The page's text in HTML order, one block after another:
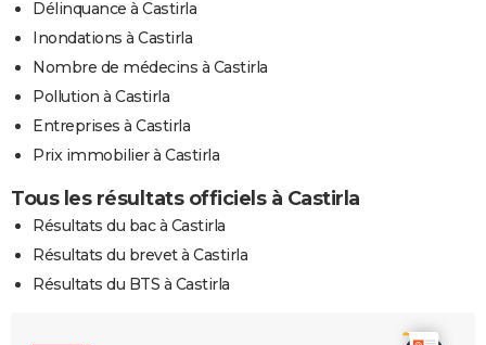
Délinquance à Castirla
Inondations à Castirla
Nombre de médecins à Castirla
Pollution à Castirla
Entreprises à Castirla
Prix immobilier à Castirla
Tous les résultats officiels à Castirla
Résultats du bac à Castirla
Résultats du brevet à Castirla
Résultats du BTS à Castirla